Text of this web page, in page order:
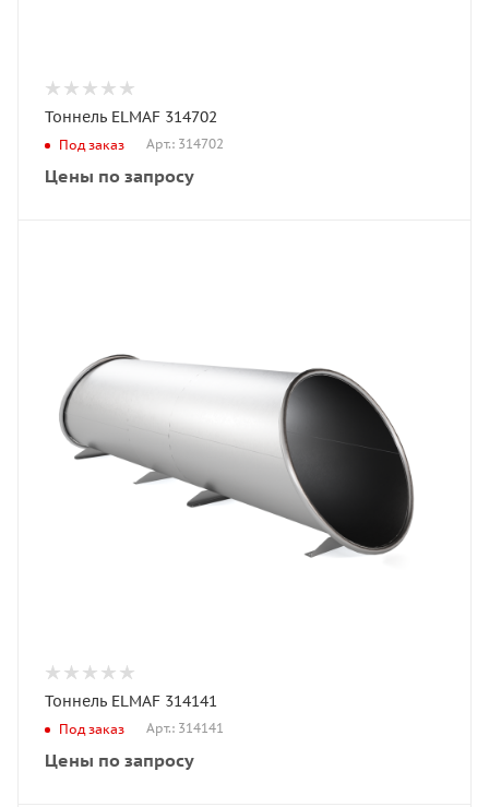
Тоннель ELMAF 314702
Под заказ Арт.: 314702
Цены по запросу
Тоннель ELMAF 314141
Под заказ Арт.: 314141
Цены по запросу